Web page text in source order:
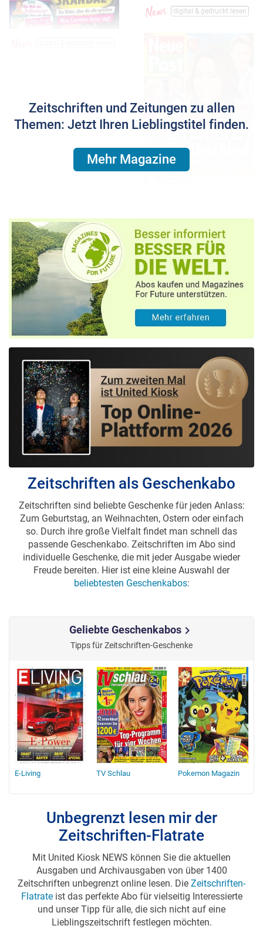
digital & gedruckt lesen
Zeitschriften und Zeitungen zu allen
Themen: Jetzt Ihren Lieblingstitel finden.
Mehr Magazine
Zeitschriften als Geschenkabo
Zeitschriften sind beliebte Geschenke für jeden Anlass:
Zum Geburtstag, an Weihnachten, Ostern oder einfach
so. Durch ihre große Vielfalt findet man schnell das
passende Geschenkabo. Zeitschriften im Abo sind
individuelle Geschenke, die mit jeder Ausgabe wieder
Freude bereiten. Hier ist eine kleine Auswahl der
beliebtesten Geschenkabos:
Geliebte Geschenkaboschevron_right
Tipps für Zeitschriften-Geschenke
E-Living TV Schlau Pokemon Magazin
Unbegrenzt lesen mir der
Zeitschriften-Flatrate
Mit United Kiosk NEWS können Sie die aktuellen
Ausgaben und Archivausgaben von über 1400
Zeitschriften unbegrenzt online lesen. Die Zeitschriften-
Flatrateist das perfekte Abo für vielseitig Interessierte
und unser Tipp für alle, die sich nicht auf eine
Lieblingszeitschrift festlegen möchten.